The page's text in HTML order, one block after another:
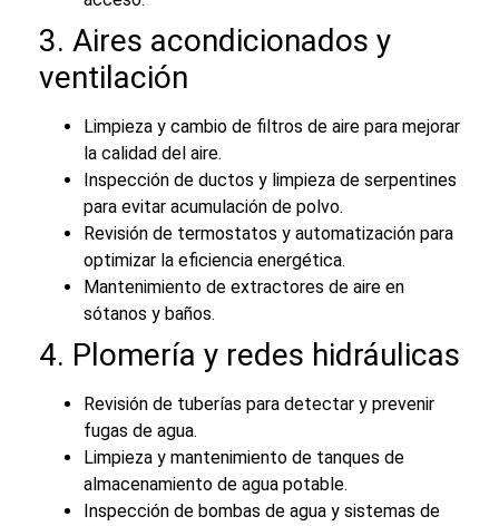
3. Aires acondicionados y
ventilación
Limpieza y cambio de filtros de aire para mejorar
la calidad del aire.
Inspección de ductos y limpieza de serpentines
para evitar acumulación de polvo.
Revisión de termostatos y automatización para
optimizar la eficiencia energética.
Mantenimiento de extractores de aire en
sótanos y baños.
4. Plomería y redes hidráulicas
Revisión de tuberías para detectar y prevenir
fugas de agua.
Limpieza y mantenimiento de tanques de
almacenamiento de agua potable.
Inspección de bombas de agua y sistemas de